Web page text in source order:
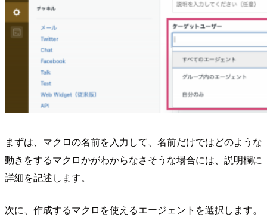
まずは、マクロの名前を入力して、名前だけではどのような
動きをするマクロかがわからなさそうな場合には、説明欄に
詳細を記述します。
次に、作成するマクロを使えるエージェントを選択します。